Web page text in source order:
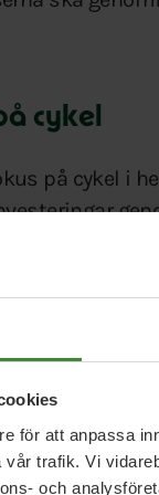
för att anpassa
trafik. Vi
och
cykel
på cykel i
stärker
hållbart
Fler cyklister